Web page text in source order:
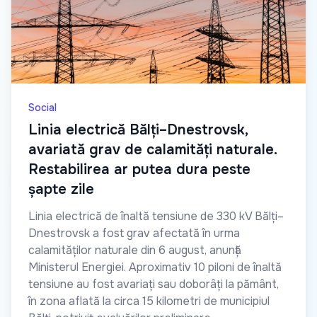
Social
Linia electrică Bălți–Dnestrovsk,
avariată grav de calamități naturale.
Restabilirea ar putea dura peste
șapte zile
Linia electrică de înaltă tensiune de 330 kV Bălți–
Dnestrovsk a fost grav afectată în urma
calamităților naturale din 6 august, anunță
Ministerul Energiei. Aproximativ 10 piloni de înaltă
tensiune au fost avariați sau doborâți la pământ,
în zona aflată la circa 15 kilometri de municipiul